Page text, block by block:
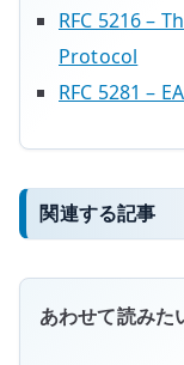
RFC 5216 –
Protocol
RFC 5281 –
関連する記事
あわせて読みた